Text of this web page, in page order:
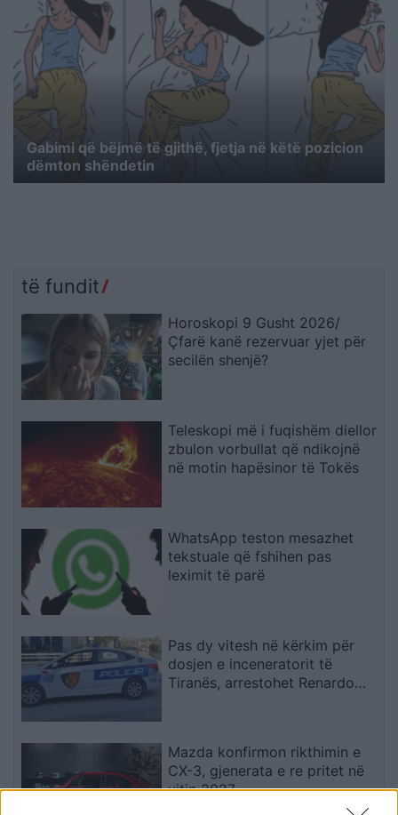
Gabimi që bëjmë të gjithë, fjetja në këtë pozicion
dëmton shëndetin
të fundit
Horoskopi 9 Gusht 2026/
Çfarë kanë rezervuar yjet për
secilën shenjë?
Teleskopi më i fuqishëm diellor
zbulon vorbullat që ndikojnë
në motin hapësinor të Tokës
WhatsApp teston mesazhet
tekstuale që fshihen pas
leximit të parë
Pas dy vitesh në kërkim për
dosjen e inceneratorit të
Tiranës, arrestohet Renardo
Mazda konfirmon rikthimin e
CX-3, gjenerata e re pritet në
vitin 2027